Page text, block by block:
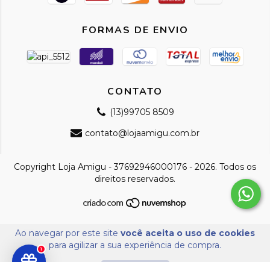
Ao navegar por este site você aceita o uso de cookies
para agilizar a sua experiência de compra.
FORMAS DE ENVIO
CONTATO
(13)99705 8509
contato@lojaamigu.com.br
Copyright Loja Amigu - 37692946000176 - 2026. Todos os
direitos reservados.
1